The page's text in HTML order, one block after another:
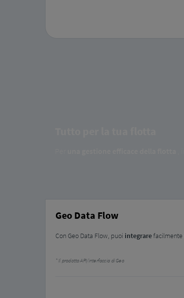
Geo Data Flow
Con Geo Data Flow, puoi integrarefacilmente
Il prodotto API/interfaccia di Geo